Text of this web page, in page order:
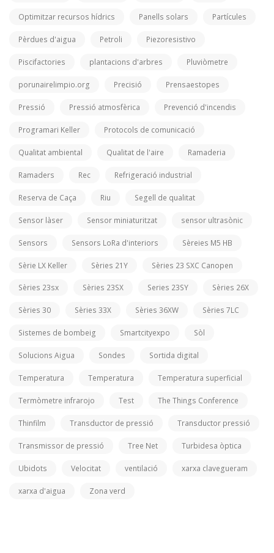
Optimitzar recursos hídrics Panells solars Partícules
Pèrdues d'aigua Petroli Piezoresistivo
Piscifactories plantacions d'arbres Pluviòmetre
porunairelimpio.org Precisió Prensaestopes
Pressió Pressió atmosfèrica Prevenció d'incendis
Programari Keller Protocols de comunicació
Qualitat ambiental Qualitat de l'aire Ramaderia
Ramaders Rec Refrigeració industrial
Reserva de Caça Riu Segell de qualitat
Sensor làser Sensor miniaturitzat sensor ultrasònic
Sensors Sensors LoRa d'interiors Sèreies M5 HB
Sèrie LX Keller Sèries 21Y Sèries 23 SXC Canopen
Sèries 23sx Sèries 23SX Series 23SY Sèries 26X
Sèries 30 Sèries 33X Sèries 36XW Sèries 7LC
Sistemes de bombeig Smartcityexpo Sòl
Solucions Aigua Sondes Sortida digital
Temperatura Temperatura Temperatura superficial
Termòmetre infrarojo Test The Things Conference
Thinfilm Transductor de pressió Transductor pressió
Transmissor de pressió Tree Net Turbidesa òptica
Ubidots Velocitat ventilació xarxa clavegueram
xarxa d'aigua Zona verd